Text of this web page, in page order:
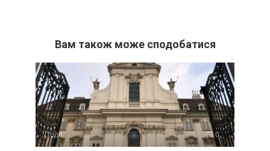
Вам також може сподобатися
Події 0